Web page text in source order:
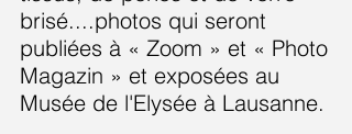
brisé....photos qui seront
publiées à « Zoom » et « Photo
Magazin » et exposées au
Musée de l'Elysée à Lausanne.